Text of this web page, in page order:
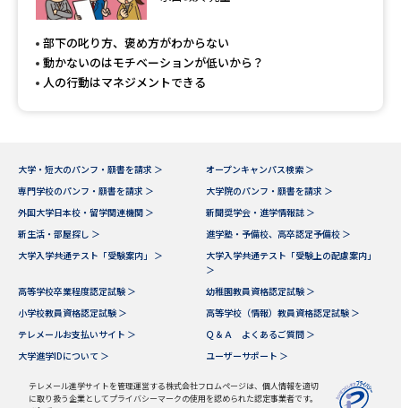
専門学校の資料請求 大学院の資料請求
留学・進学関連、塾・予備校
大学入学共通テスト「受験案
内」の請求
高等学校（情報）教員資格認定
試験
大学で学べる内容や特徴を調べる
新増設大学・学部・学科特集
国際・グローバルに強い大学特
集
部下の叱り方、褒め方がわからない
動かないのはモチベーションが低いから？
人の行動はマネジメントできる
大学・短大のパンフ・願書を請求 ＞
オープンキャンパス検索 ＞
専門学校のパンフ・願書を請求 ＞
大学院のパンフ・願書を請求 ＞
外国大学日本校・留学関連機関 ＞
新聞奨学会・進学情報誌 ＞
新生活・部屋探し ＞
進学塾・予備校、高卒認定予備校 ＞
大学入学共通テスト「受験案内」 ＞
大学入学共通テスト「受験上の配慮案内」
＞
高等学校卒業程度認定試験 ＞
幼稚園教員資格認定試験 ＞
小学校教員資格認定試験 ＞
高等学校（情報）教員資格認定試験 ＞
テレメールお支払いサイト ＞
Ｑ＆Ａ よくあるご質問 ＞
大学進学IDについて ＞
ユーザーサポート ＞
テレメール進学サイトを管理運営する株式会社フロムページは、個人情報を適切
に取り扱う企業としてプライバシーマークの使用を認められた認定事業者です。